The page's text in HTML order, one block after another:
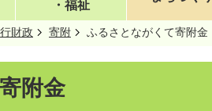
・福祉
行財政 寄附 ふるさとながくて寄附金
附金